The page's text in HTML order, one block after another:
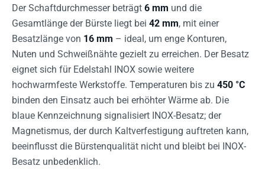
Der Schaftdurchmesser beträgt 6 mm und die
Gesamtlänge der Bürste liegt bei 42 mm, mit einer
Besatzlänge von 16 mm – ideal, um enge Konturen,
Nuten und Schweißnähte gezielt zu erreichen. Der Besatz
eignet sich für Edelstahl INOX sowie weitere
hochwarmfeste Werkstoffe. Temperaturen bis zu 450 °C
binden den Einsatz auch bei erhöhter Wärme ab. Die
blaue Kennzeichnung signalisiert INOX-Besatz; der
Magnetismus, der durch Kaltverfestigung auftreten kann,
beeinflusst die Bürstenqualität nicht und bleibt bei INOX-
Besatz unbedenklich.